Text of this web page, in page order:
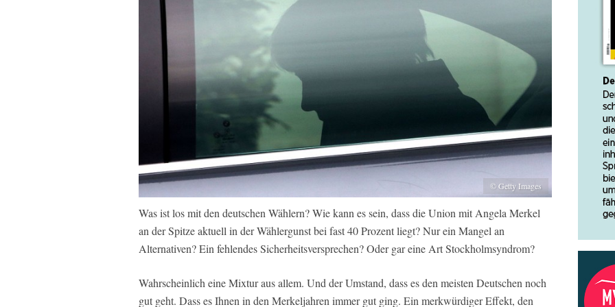
© Getty Images
Was ist los mit den deutschen Wählern? Wie kann es sein, dass die Union mit Angela Merkel
an der Spitze aktuell in der Wählergunst bei fast 40 Prozent liegt? Nur ein Mangel an
Alternativen? Ein fehlendes Sicherheitsversprechen? Oder gar eine Art Stockholmsyndrom?
Wahrscheinlich eine Mixtur aus allem. Und der Umstand, dass es den meisten Deutschen noch
gut geht. Dass es Ihnen in den Merkeljahren immer gut ging. Ein merkwürdiger Effekt, den